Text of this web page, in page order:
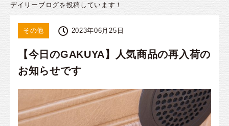
デイリーブログを投稿しています！
その他 2023年06月25日
【今日のGAKUYA】人気商品の再入荷の
お知らせです